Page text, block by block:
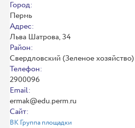
Город:
Пермь
Адрес:
Льва Шатрова, 34
Район:
Свердловский (Зеленое хозяйство)
Телефон:
2900096
Email:
ermak@edu.perm.ru
Сайт:
ВК Группа площадки